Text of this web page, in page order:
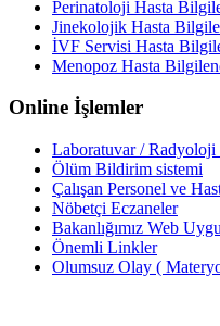
Perinatoloji Hasta
Jinekolojik Hasta
İVF Servisi Hasta
Menopoz Hasta
Online İşlemler
Laboratuvar / Radyoloji
Ölüm Bildirim sistemi
Çalışan Personel ve
Nöbetçi Eczaneler
Bakanlığımız Web
Önemli Linkler
Olumsuz Olay (